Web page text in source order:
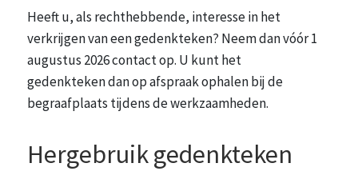
Heeft u, als rechthebbende, interesse in het
verkrijgen van een gedenkteken? Neem dan vóór 1
augustus 2026 contact op. U kunt het
gedenkteken dan op afspraak ophalen bij de
begraafplaats tijdens de werkzaamheden.
Hergebruik gedenkteken